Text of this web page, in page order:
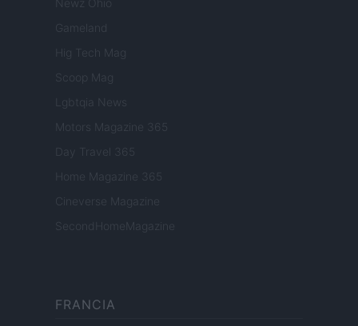
Newz Ohio
Gameland
Hig Tech Mag
Scoop Mag
Lgbtqia News
Motors Magazine 365
Day Travel 365
Home Magazine 365
Cineverse Magazine
SecondHomeMagazine
FRANCIA